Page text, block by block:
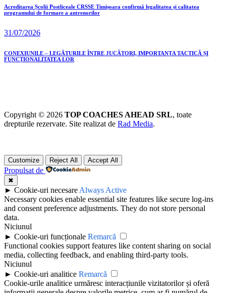
Acreditarea Școlii Postliceale CRSSE Timișoara confirmă legalitatea și calitatea
programului de formare a antrenorilor
31/07/2026
CONEXIUNILE – LEGĂTURILE ÎNTRE JUCĂTORI, IMPORTANȚA TACTICĂ ȘI
FUNCȚIONALITATEA LOR
Copyright © 2026 TOP COACHES AHEAD SRL, toate
drepturile rezervate. Site realizat de Rad Media.
Customize Reject All Accept All
Propulsat de
✖
► Cookie-uri necesare Always Active
Necessary cookies enable essential site features like secure log-ins
and consent preference adjustments. They do not store personal
data.
Niciunul
► Cookie-uri funcționale Remarcă
Functional cookies support features like content sharing on social
media, collecting feedback, and enabling third-party tools.
Niciunul
► Cookie-uri analitice Remarcă
Cookie-urile analitice urmăresc interacțiunile vizitatorilor și oferă